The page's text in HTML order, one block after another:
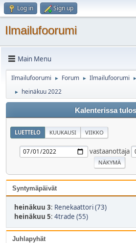
Log in Sign up
Ilmailufoorumi
Main Menu
Ilmailufoorumi ► Forum ► Ilmailufoorumi ►
► heinäkuu 2022
Kalenterissa
LUETTELO KUUKAUSI VIIKKO
vastaanottaja
Syntymäpäivät
heinäkuu 3: Renekaattori (73)
heinäkuu 5: 4trade (55)
Juhlapyhät